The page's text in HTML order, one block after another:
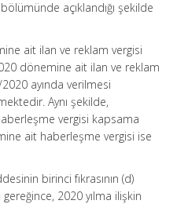
açıklandığı şekilde
ait ilan ve reklam vergisi
dönemine ait ilan ve reklam
ayında verilmesi
Aynı şekilde,
vergisi kapsama
ait haberleşme vergisi ise
birinci fıkrasının (d)
2020 yılma ilişkin